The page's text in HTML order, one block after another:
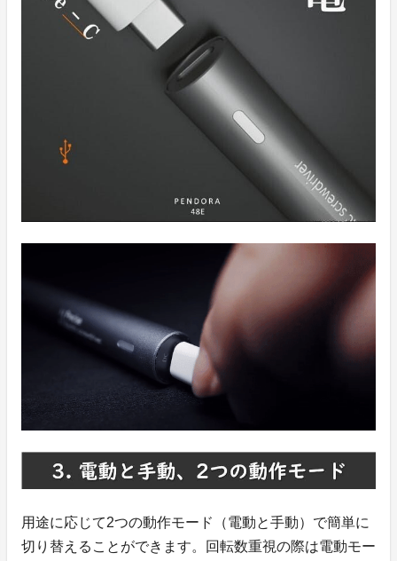
用途に応じて2つの動作モード（電動と手動）で簡単に
切り替えることができます。回転数重視の際は電動モー